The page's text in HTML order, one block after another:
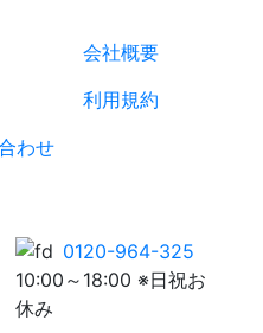
会社概要
利用規約
わせ
0120-964-325
10:00～18:00 ※日祝お
休み